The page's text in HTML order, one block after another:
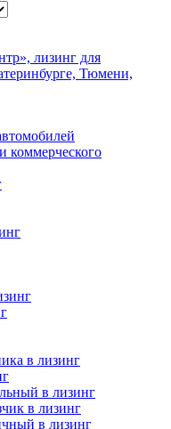
коммерческого
в лизинг
в лизинг
в лизинг
в лизинг